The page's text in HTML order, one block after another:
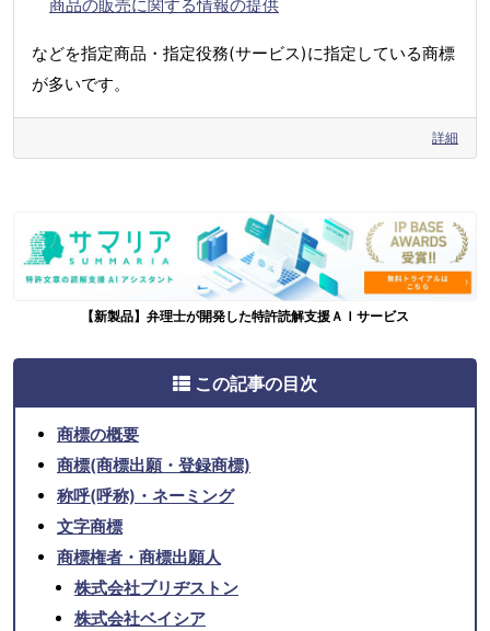
商品の販売に関する情報の提供
などを指定商品・指定役務(サービス)に指定している商標
が多いです。
詳細
【新製品】弁理士が開発した特許読解支援ＡＩサービス
この記事の目次
商標の概要
商標(商標出願・登録商標)
称呼(呼称)・ネーミング
文字商標
商標権者・商標出願人
株式会社ブリヂストン
株式会社ベイシア